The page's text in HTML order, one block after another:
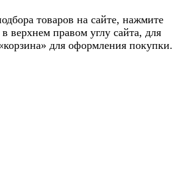
товаров на сайте, нажмите
верхнем правом углу сайта, для
для оформления покупки.